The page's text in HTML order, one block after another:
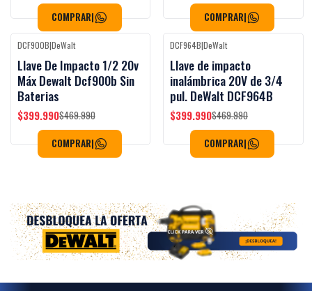
COMPRAR|
COMPRAR|
-15%OFF
DCF900B|DeWalt
Llave De Impacto 1/2 20v
Máx Dewalt Dcf900b Sin
Baterias
$399.990$469.990
COMPRAR|
-15%OFF
DCF964B|DeWalt
Llave de impacto
inalámbrica 20V de 3/4
pul. DeWalt DCF964B
$399.990$469.990
COMPRAR|